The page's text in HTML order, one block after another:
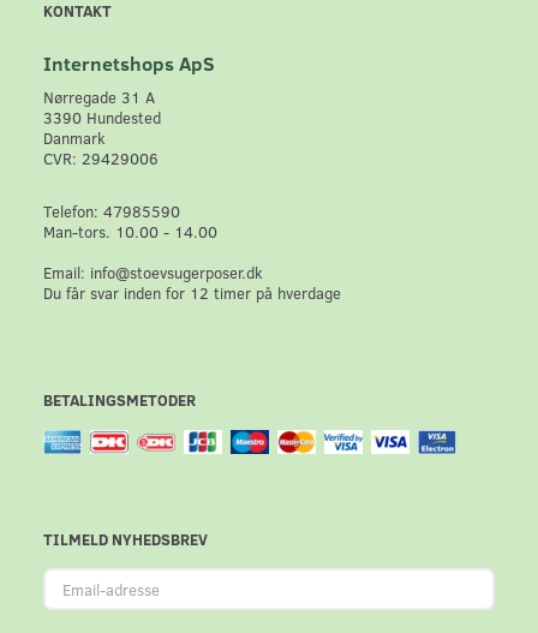
KONTAKT
Internetshops ApS
Nørregade 31 A
3390 Hundested
Danmark
CVR: 29429006
Telefon: 47985590
Man-tors. 10.00 - 14.00
Email: info@stoevsugerposer.dk
Du får svar inden for 12 timer på hverdage
BETALINGSMETODER
TILMELD NYHEDSBREV
Email-
adresse